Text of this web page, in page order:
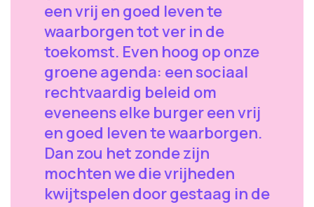
een vrij en goed leven te
waarborgen tot ver in de
toekomst. Even hoog op onze
groene agenda: een sociaal
rechtvaardig beleid om
eveneens elke burger een vrij
en goed leven te waarborgen.
Dan zou het zonde zijn
mochten we die vrijheden
kwijtspelen door gestaag in de